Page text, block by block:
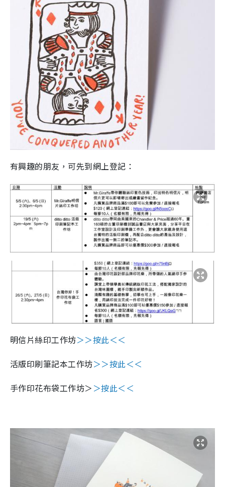
有興趣的朋友，可先到網上登記：
明信片絲印工作坊＞＞按此＜＜
活版印刷筆記本工作坊＞＞按此＜＜
手作印花布袋工作坊＞ ＞按此＜＜